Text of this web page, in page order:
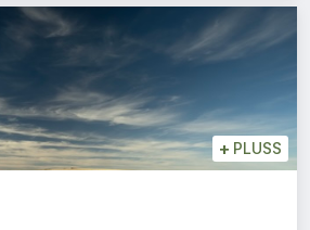
+ PLUSS